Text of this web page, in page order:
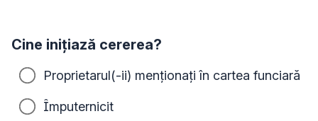
Cine inițiază cererea?
Proprietarul(-ii) menționați în cartea funciară
Împuternicit